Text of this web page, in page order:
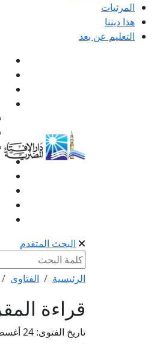
المرئيات
هذا ديننا
التعليم عن بعد
البحث المتقدم
الرئيسية الفتاوى
قراءة
تاريخ الفتوى: